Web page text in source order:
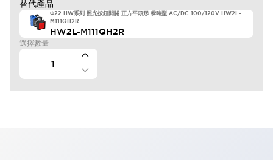
替代產品
Φ22 HW系列 照光按鈕開關 正方平頭形 瞬時型 AC/DC 100/120V HW2L-
M111QH2R
HW2L-M111QH2R
選擇數量